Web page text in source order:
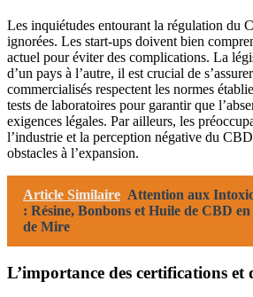
Les inquiétudes entourant la régulation du
ignorées. Les start-ups doivent bien
actuel pour éviter des complications. La
d’un pays à l’autre, il est crucial de
commercialisés respectent les normes
tests de laboratoires pour garantir que
exigences légales. Par ailleurs, les
l’industrie et la perception négative du
obstacles à l’expansion.
Article Similaire Attention aux
: Résine, Bonbons et Huile de CBD
de Mire
L’importance des certifications et